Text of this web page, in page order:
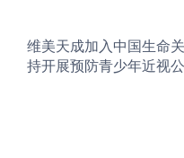
维美天成加入中国生命
持开展预防青少年近视公